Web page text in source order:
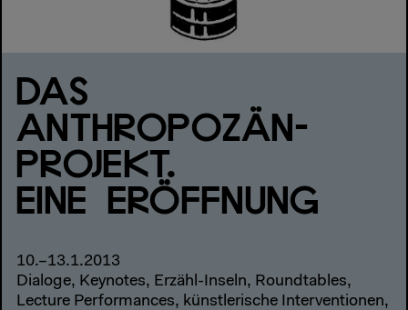
DAS
ANTHROPOZÄN-
PROJEKT.
EINE ERÖFFNUNG
10.–13.1.2013
Dialoge, Keynotes, Erzähl-Inseln, Roundtables,
Lecture Performances, künstlerische Interventionen,